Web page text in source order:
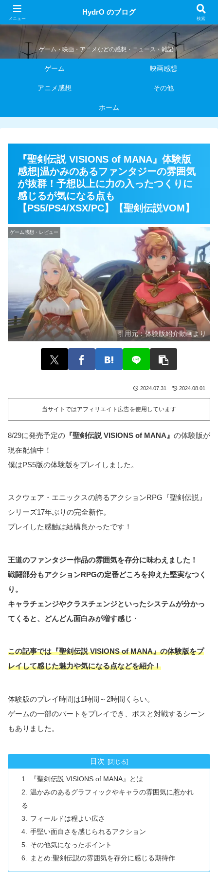
HydrO のブログ
ゲーム・映画・アニメなどの感想・ニュース・雑記！
ゲーム 映画感想
アニメ感想 その他
ホーム
『聖剣伝説 VISIONS of MANA』体験版
感想|温かみのあるファンタジーの雰囲気
が抜群！予想以上に力の入ったつくりに
感じるが気になる点も
【PS5/PS4/XSX/PC】【聖剣伝説VOM】
ゲーム感想・レビュー
引用元：体験版紹介動画より
2024.07.31 2024.08.01
当サイトではアフィリエイト広告を使用しています
8/29に発売予定の 『聖剣伝説 VISIONS of MANA』 の体験版が
現在配信中！
僕はPS5版の体験版をプレイしました。
スクウェア・エニックスの誇るアクションRPG『聖剣伝説』
シリーズ17年ぶりの完全新作。
プレイした感触は結構良かったです！
王道のファンタジー作品の雰囲気を存分に味わえました！
戦闘部分もアクションRPGの定番どころを抑えた堅実なつく
り。
キャラチェンジやクラスチェンジといったシステムが分かっ
てくると、どんどん面白みが増す感じ ・
この記事では『聖剣伝説 VISIONS of MANA』の体験版をプ
レイして感じた魅力や気になる点などを紹介！
体験版のプレイ時間は1時間～2時間くらい。
ゲームの一部のパートをプレイでき、ボスと対戦するシーン
もありました。
目次
『聖剣伝説 VISIONS of MANA』とは
温かみのあるグラフィックやキャラの雰囲気に惹かれ
る
フィールドは程よい広さ
手堅い面白さを感じられるアクション
その他気になったポイント
まとめ:聖剣伝説の雰囲気を存分に感じる期待作
メニュー
HydrO のブログ
検索